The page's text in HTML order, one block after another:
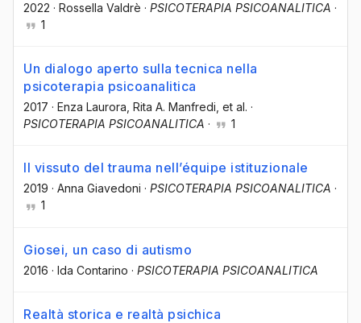
2022 · Rossella Valdrè · PSICOTERAPIA PSICOANALITICA ·
1
Un dialogo aperto sulla tecnica nella
psicoterapia psicoanalitica
2017 · Enza Laurora , Rita A. Manfredi , et al. ·
PSICOTERAPIA PSICOANALITICA · 1
Il vissuto del trauma nell’équipe istituzionale
2019 · Anna Giavedoni · PSICOTERAPIA PSICOANALITICA ·
1
Giosei, un caso di autismo
2016 · Ida Contarino · PSICOTERAPIA PSICOANALITICA
Realtà storica e realtà psichica